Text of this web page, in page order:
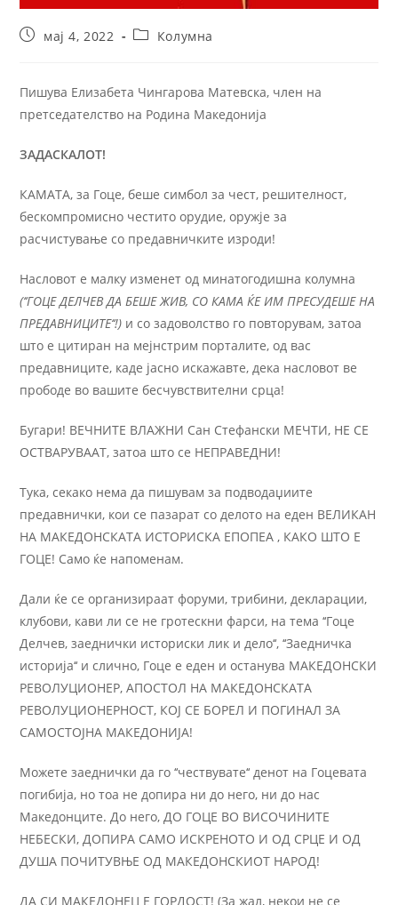
мај 4, 2022 Колумна
Пишува Елизабета Чингарова Матевска, член на
претседателство на Родина Македонија
ЗАДАСКАЛОТ!
КАМАТА, за Гоце, беше симбол за чест, решителност,
бескомпромисно честито орудие, оружје за
расчистување со предавничките изроди!
Насловот е малку изменет од минатогодишна колумна
(‘‘ГОЦЕ ДЕЛЧЕВ ДА БЕШЕ ЖИВ, СО КАМА ЌЕ ИМ ПРЕСУДЕШЕ НА
ПРЕДАВНИЦИТЕ‘‘!) и со задоволство го повторувам, затоа
што е цитиран на мејнстрим порталите, од вас
предавниците, каде јасно искажавте, дека насловот ве
прободе во вашите бесчувствителни срца!
Бугари! ВЕЧНИТЕ ВЛАЖНИ Сан Стефански МЕЧТИ, НЕ СЕ
ОСТВАРУВААТ, затоа што се НЕПРАВЕДНИ!
Тука, секако нема да пишувам за подводаџиите
предавнички, кои се пазарат со делото на еден ВЕЛИКАН
НА МАКЕДОНСКАТА ИСТОРИСКА ЕПОПЕА , КАКО ШТО Е
ГОЦЕ! Само ќе напоменам.
Дали ќе се организираат форуми, трибини, декларации,
клубови, кави ли се не гротескни фарси, на тема ‘‘Гоце
Делчев, заеднички историски лик и дело‘‘, ‘‘Заедничка
историја‘‘ и слично, Гоце е еден и останува МАКЕДОНСКИ
РЕВОЛУЦИОНЕР, АПОСТОЛ НА МАКЕДОНСКАТА
РЕВОЛУЦИОНЕРНОСТ, КОЈ СЕ БОРЕЛ И ПОГИНАЛ ЗА
САМОСТОЈНА МАКЕДОНИЈА!
Можете заеднички да го ‘‘чествувате‘‘ денот на Гоцевата
погибија, но тоа не допира ни до него, ни до нас
Македонците. До него, ДО ГОЦЕ ВО ВИСОЧИНИТЕ
НЕБЕСКИ, ДОПИРА САМО ИСКРЕНОТО И ОД СРЦЕ И ОД
ДУША ПОЧИТУВЊЕ ОД МАКЕДОНСКИОТ НАРОД!
ДА СИ МАКЕДОНЕЦ Е ГОРДОСТ! (За жал, некои не се